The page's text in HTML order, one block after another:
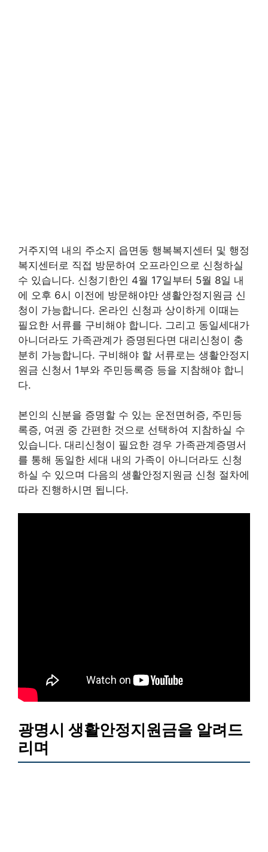
거주지역 내의 주소지 읍면동 행복복지센터 및 행정
복지센터로 직접 방문하여 오프라인으로 신청하실
수 있습니다. 신청기한인 4월 17일부터 5월 8일 내
에 오후 6시 이전에 방문해야만 생활안정지원금 신
청이 가능합니다. 온라인 신청과 상이하게 이때는
필요한 서류를 구비해야 합니다. 그리고 동일세대가
아니더라도 가족관계가 증명된다면 대리신청이 충
분히 가능합니다. 구비해야 할 서류로는 생활안정지
원금 신청서 1부와 주민등록증 등을 지참해야 합니
다.
본인의 신분을 증명할 수 있는 운전면허증, 주민등
록증, 여권 중 간편한 것으로 선택하여 지참하실 수
있습니다. 대리신청이 필요한 경우 가족관계증명서
를 통해 동일한 세대 내의 가족이 아니더라도 신청
하실 수 있으며 다음의 생활안정지원금 신청 절차에
따라 진행하시면 됩니다.
광명시 생활안정지원금을 알려드
리며